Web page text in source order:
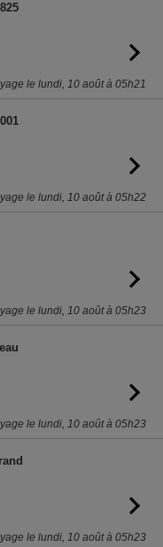
le lundi, 10 août à 05h21
le lundi, 10 août à 05h22
le lundi, 10 août à 05h23
le lundi, 10 août à 05h23
le lundi, 10 août à 05h23